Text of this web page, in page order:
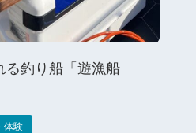
る釣り船「遊漁船
験